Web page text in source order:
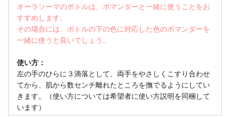
オーラソーマのボトルは、ポマンダーと一緒に使うことをお
すすめします。
その場合には、ボトルの下の色に対応した色のポマンダーを
一緒に使うと良いでしょう。
使い方：
左の手のひらに３滴落として、両手をやさしくこすり合わせ
てから、肌から数センチ離れたところを撫でるようにしてい
きます。（使い方については希望者に使い方説明を同梱して
います）